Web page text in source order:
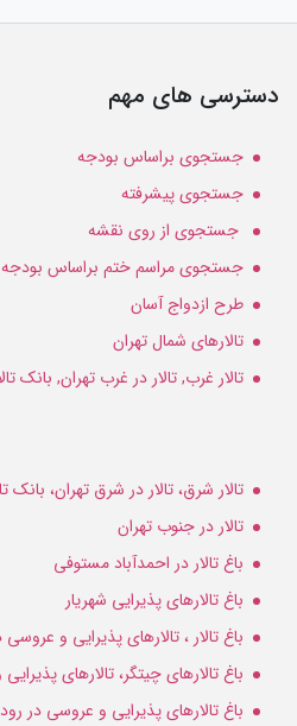
دسترسی های مهم
جستجوی براساس بودجه
جستجوی پیشرفته
جستجوی از روی نقشه
جستجوی مراسم ختم براساس بودجه
طرح ازدواج آسان
تالارهای شمال تهران
تالار غرب, تالار در غرب تهران, بانک
تالار شرق، تالار در شرق تهران، بانک
تالار در جنوب تهران
باغ تالار در احمدآباد مستوفی
باغ تالارهای پذیرایی شهریار
باغ تالار ، تالارهای پذیرایی و
باغ تالارهای چیتگر، تالارهای
باغ تالارهای پذیرایی و عروسی در